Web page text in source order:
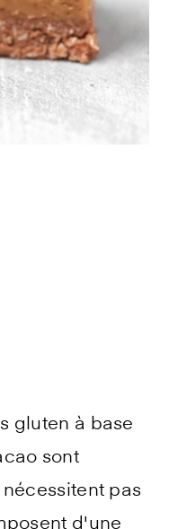
gluten à base
sont
pas
d'une